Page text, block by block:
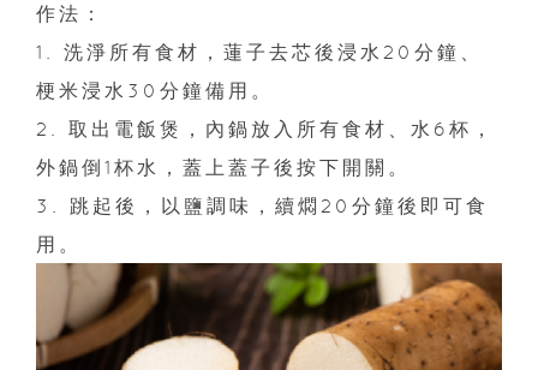
作法：
1. 洗淨所有食材，蓮子去芯後浸水20分鐘、
梗米浸水30分鐘備用。
2. 取出電飯煲，內鍋放入所有食材、水6杯，
外鍋倒1杯水，蓋上蓋子後按下開關。
3. 跳起後，以鹽調味，續燜20分鐘後即可食
用。